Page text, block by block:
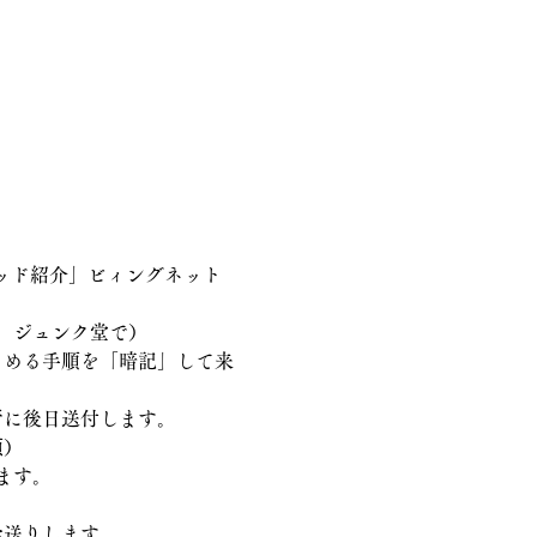
紹介」ビィングネット
ュンク堂で）
後日送付します。
す。